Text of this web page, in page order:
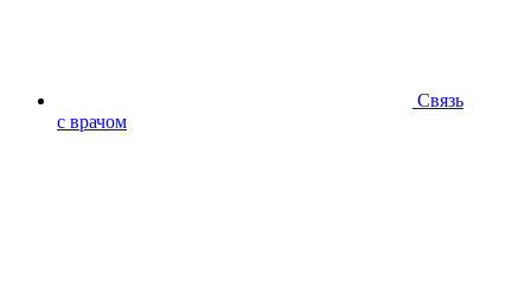
Связь
с врачом